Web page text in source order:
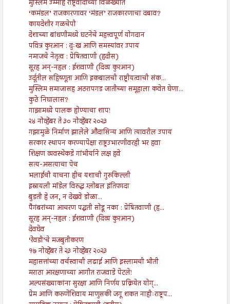
मुस्लिम उम्माह राष्ट्रवादाच्या विळख्यात
‘कमंडल’ राजकारणावर ‘मंडल’ राजकारणाचा दबाव?
कायदेशीर गळचेपी
देशाच्या बांधणीमध्ये घटनेचे महत्त्वपूर्ण योगदान
पवित्र कुरआन : दुःख आणि समस्यांवर उपाय
नमाजचे नेतृत्व : प्रेषितवाणी (हदीस)
सूरह अन्-नहल : ईशवाणी (दिव्य कुरआन)
उर्दूतील सहिष्णूता आणि इकबालची राष्ट्रीयत्वाची संक...
मुस्लिम समाजासह अठरापगड जातीच्या समूहाला कवेत घेणा...
कुठे निघालास?
गाझामध्ये पालक होण्याचा शाप!
२४ नोव्हेंबर ते ३० नोव्हेंबर २०२३
गझामुळे निर्माण झालेले औदासिन्य आणि त्यावरील उपाय
सरकार स्थापन करण्यापेक्षा राष्ट्रउभारणीवरही भर हवा
शिक्षण व्यवस्थेकडे गांभीर्याने लक्ष हवे
सत्य-असत्याचा पेच
भलाईची याचना हीच यशाची गुरुकिल्ली
इस्रायली मॉडेल विरुद्ध ग्लोबल इंतिफादा
बुडती हे जन, न देखवे डोळा...
पैगंबरांच्या आचरण पद्धती सोडू नका : प्रेषितवाणी (ह...
सूरह अन्-नहल : ईशवाणी (दिव्य कुरआन)
देवघेव
‘रेवडी’चे मजबुतीकरण
१७ नोव्हेंबर ते २३ नोव्हेंबर २०२३
महासत्तांच्या वर्चस्वाची लढाई आणि इस्लामची भीती
मराठा आरक्षणाच्या आगीत राजवाडे पेटले!
अल्पसंख्याकांना सुरक्षा आणि निर्णय प्रक्रियेत योग्...
प्रेम आणि करुणेशिवाय माणुसकी जगू शकत नाहीःराष्ट्रप...